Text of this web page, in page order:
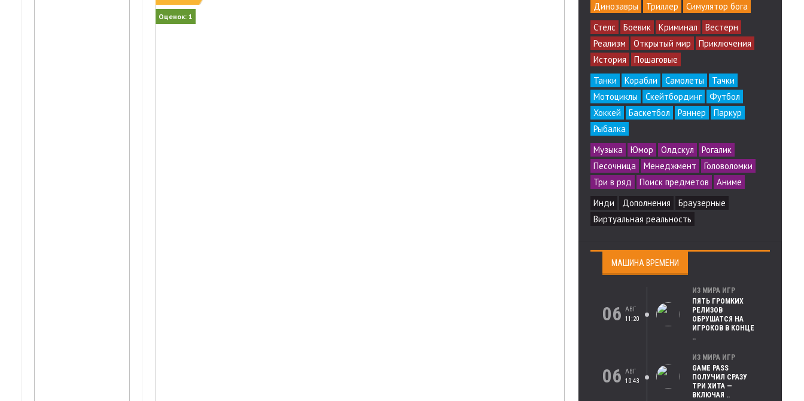
Оценок: 1
Динозавры
Триллер
Симулятор бога
Стелс
Боевик Криминал
Вестерн
Реализм
Открытый мир
Приключения
История
Пошаговые
Танки
Корабли Самолеты
Тачки
Мотоциклы
Скейтбординг
Футбол
Хоккей
Баскетбол Раннер
Паркур
Рыбалка
Музыка
Юмор Олдскул
Рогалик
Песочница
Менеджмент
Головоломки
Три в ряд
Поиск предметов
Аниме
Инди
Дополнения
Браузерные
Виртуальная реальность
МАШИНА ВРЕМЕНИ
06 АВГ
11:20
ИЗ МИРА ИГР
ПЯТЬ ГРОМКИХ
РЕЛИЗОВ
ОБРУШАТСЯ НА
ИГРОКОВ В КОНЦЕ
..
06 АВГ
10:43
ИЗ МИРА ИГР
GAME PASS
ПОЛУЧИЛ СРАЗУ
ТРИ ХИТА —
ВКЛЮЧАЯ ..